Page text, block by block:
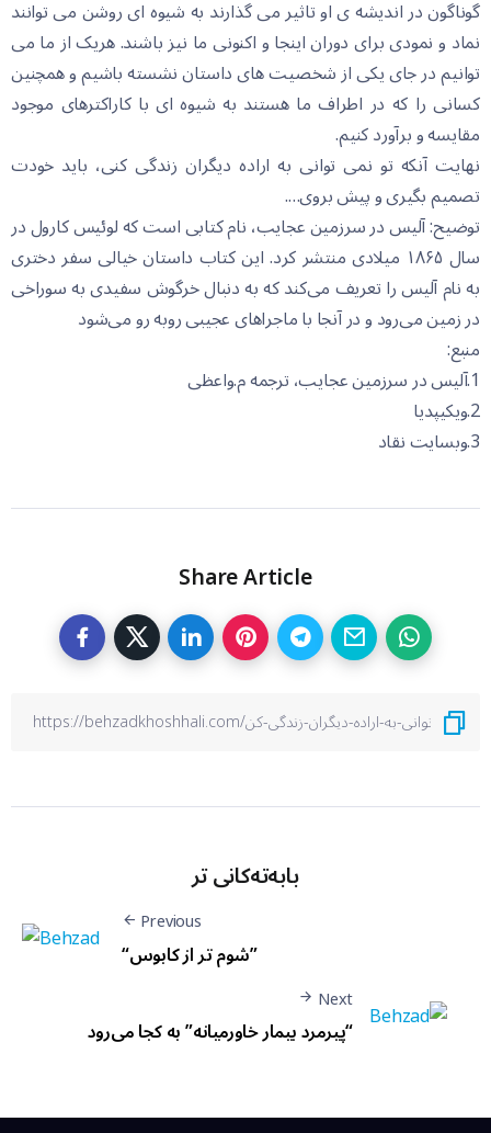
گوناگون در اندیشه ی او تاثیر می گذارند به شیوه ای روشن می توانند
نماد و نمودی برای دوران اینجا و اکنونی ما نیز باشند. هریک از ما می
توانیم در جای یکی از شخصیت های داستان نشسته باشیم و همچنین
کسانی را که در اطراف ما هستند به شیوه ای با کاراکترهای موجود
مقایسه و برآورد کنیم.
نهایت آنکه تو نمی توانی به اراده دیگران زندگی کنی، باید خودت
تصمیم بگیری و پیش بروی….
توضیح: آلیس در سرزمین عجایب، نام کتابی است که لوئیس کارول در
سال ۱۸۶۵ میلادی منتشر کرد. این کتاب داستان خیالی سفر دختری
به نام آلیس را تعریف می‌کند که به دنبال خرگوش سفیدی به سوراخی
در زمین می‌رود و در آنجا با ماجراهای عجیبی روبه رو می‌شود
منبع:
1.آلیس در سرزمین عجایب، ترجمه م.واعظی
2.ویکیپدیا
3.وبسایت نقاد
Share Article
بابەتەکانی تر
Previous
“شوم تر از کابوس”
Next
“پیرمرد بیمار خاورمیانه” به کجا می‌رود